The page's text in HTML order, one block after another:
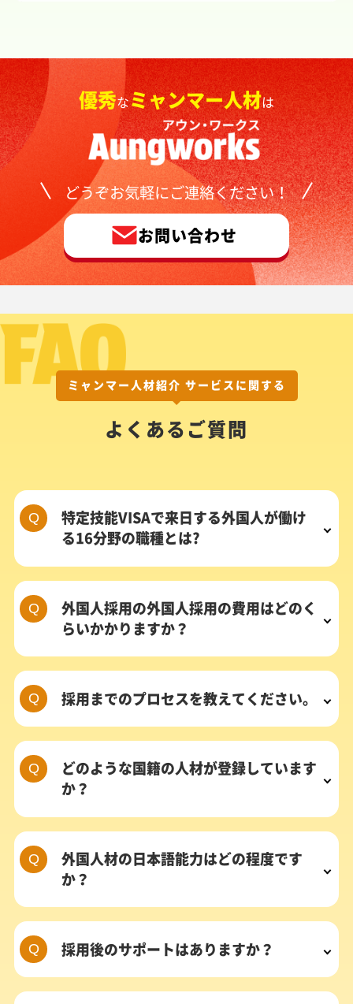
優秀なミャンマー人材は
どうぞお気軽にご連絡ください！
お問い合わせ
ミャンマー人材紹介 サービスに関する
よくあるご質問
特定技能VISAで来日する外国人が働け
る16分野の職種とは?
外国人採用の外国人採用の費用はどのく
らいかかりますか？
採用までのプロセスを教えてください。
どのような国籍の人材が登録しています
か？
外国人材の日本語能力はどの程度です
か？
採用後のサポートはありますか？